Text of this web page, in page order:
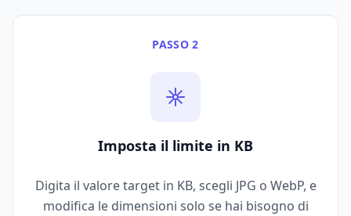
PASSO 2
Imposta il limite in KB
Digita il valore target in KB, scegli JPG o WebP, e
modifica le dimensioni solo se hai bisogno di